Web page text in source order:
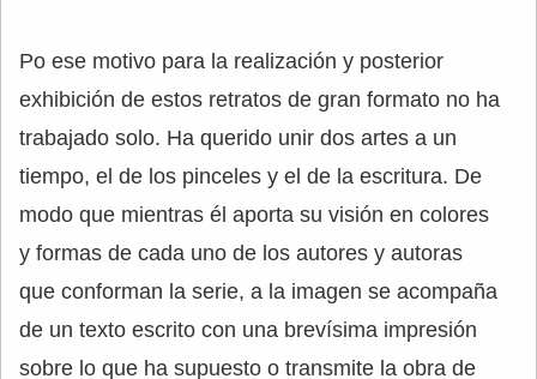
Po ese motivo para la realización y posterior
exhibición de estos retratos de gran formato no ha
trabajado solo. Ha querido unir dos artes a un
tiempo, el de los pinceles y el de la escritura. De
modo que mientras él aporta su visión en colores
y formas de cada uno de los autores y autoras
que conforman la serie, a la imagen se acompaña
de un texto escrito con una brevísima impresión
sobre lo que ha supuesto o transmite la obra de